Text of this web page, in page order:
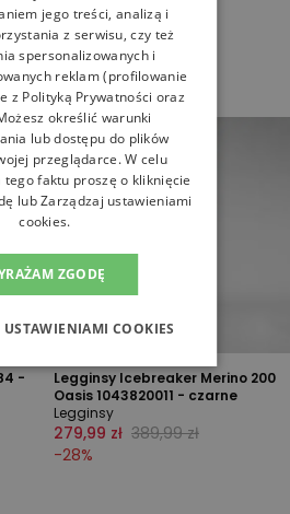
również
-
Legginsy Icebreaker Merino 200
Oasis 1043820011 - czarne
Legginsy
279,99 zł 389,99 zł
-28%
jego treści, analizą i
z serwisu, czy też
spersonalizowanych i
reklam (profilowanie
z Polityką Prywatności oraz
określić warunki
lub dostępu do plików
przeglądarce. W celu
faktu proszę o kliknięcie
lub Zarządzaj ustawieniami
cookies.
ZGODĘ
USTAWIENIAMI COOKIES